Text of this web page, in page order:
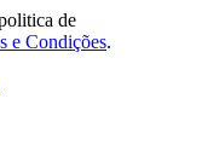
de
e Condições.